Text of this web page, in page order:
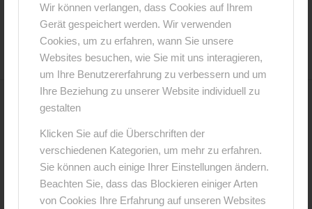
Wir können verlangen, dass Cookies auf Ihrem
Gerät gespeichert werden. Wir verwenden
Cookies, um zu erfahren, wann Sie unsere
Websites besuchen, wie Sie mit uns interagieren,
um Ihre Benutzererfahrung zu verbessern und um
Ihre Beziehung zu unserer Website individuell zu
gestalten
Klicken Sie auf die Überschriften der
verschiedenen Kategorien, um mehr zu erfahren.
Sie können auch einige Ihrer Einstellungen ändern.
Beachten Sie, dass das Blockieren einiger Arten
von Cookies Ihre Erfahrung auf unseren Websites
5. April 2018 / 0 Kommentare / vonanja
KOMMENTARE
Hinterlasse einen Kommentar
An der Diskussion beteiligen?